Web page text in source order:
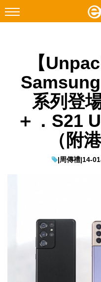
Facebook Instagram
科技焦點
網絡生活
遊戲動漫
【
系列登
＋．S21
（附
|周傳禮|14-